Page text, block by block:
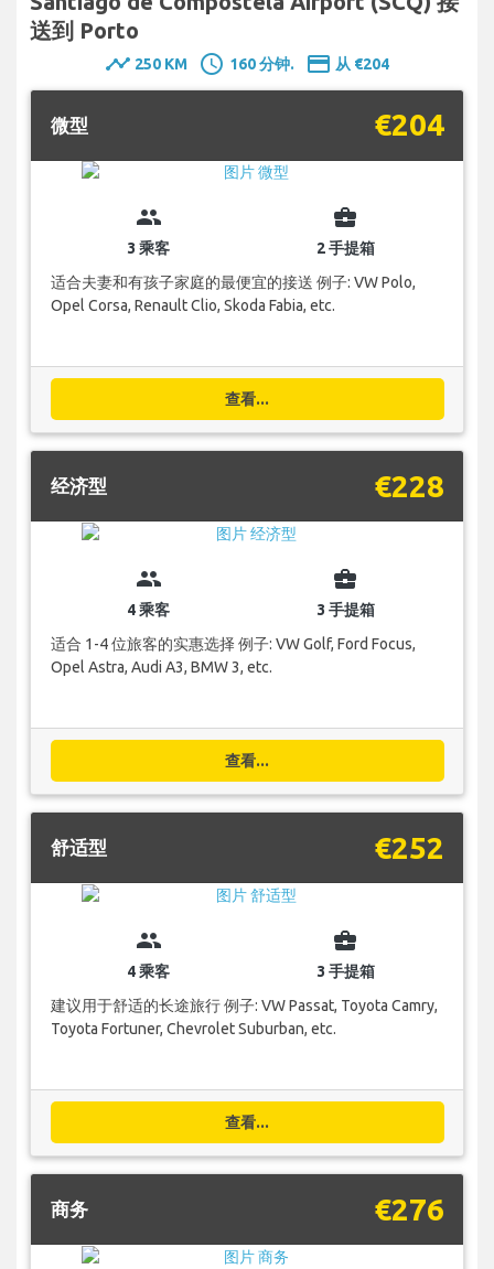
送到 Porto
timeline 250 KM schedule 160 分钟. payment 从 €204
微型 €204
group
3 乘客
business_center
2 手提箱
适合夫妻和有孩子家庭的最便宜的接送 例子: VW Polo,
Opel Corsa, Renault Clio, Skoda Fabia, etc.
查看...
经济型 €228
group
4 乘客
business_center
3 手提箱
适合 1-4 位旅客的实惠选择 例子: VW Golf, Ford Focus,
Opel Astra, Audi A3, BMW 3, etc.
查看...
舒适型 €252
group
4 乘客
business_center
3 手提箱
建议用于舒适的长途旅行 例子: VW Passat, Toyota Camry,
Toyota Fortuner, Chevrolet Suburban, etc.
查看...
商务 €276